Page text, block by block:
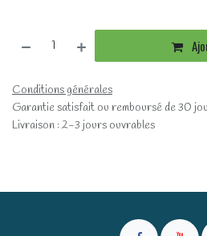
Conditions générales
Garantie satisfait ou remboursé de 30
Livraison : 2-3 jours ouvrables